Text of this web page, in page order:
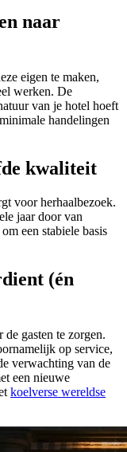
naar
eigen te maken,
werken. De
van je hotel hoeft
handelingen
kwaliteit
voor herhaalbezoek.
jaar door van
een stabiele basis
(én
gasten te zorgen.
op service,
verwachting van de
een nieuwe
koelverse wereldse